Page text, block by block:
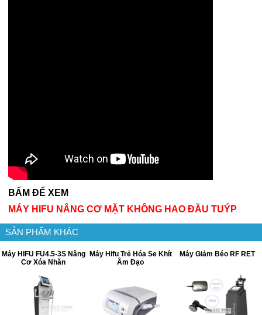
BẤM ĐỂ XEM
MÁY HIFU NÂNG CƠ MẶT KHÔNG HAO ĐẦU TUÝP
SẢN PHẨM KHÁC
Máy HIFU FU4.5-3S Nâng
Cơ Xóa Nhăn
Máy Hifu Trẻ Hóa Se Khít
Âm Đạo
Máy Giảm Béo RF RET